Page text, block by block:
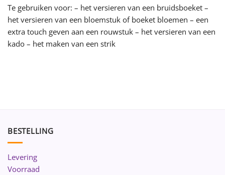
Te gebruiken voor: – het versieren van een bruidsboeket –
het versieren van een bloemstuk of boeket bloemen – een
extra touch geven aan een rouwstuk – het versieren van een
kado – het maken van een strik
BESTELLING
Levering
Voorraad